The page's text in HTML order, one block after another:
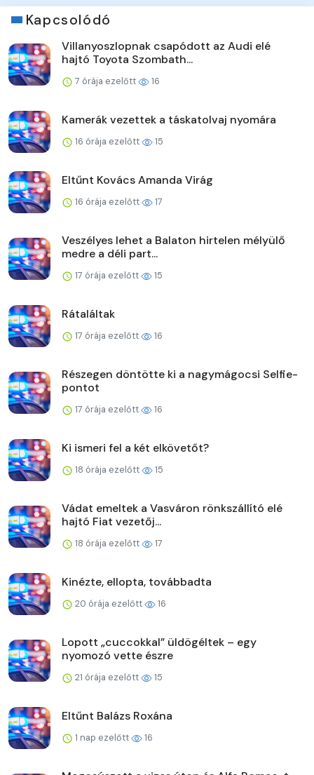
Kapcsolódó
Villanyoszlopnak csapódott az Audi elé
hajtó Toyota Szombath...
7 órája ezelőtt 16
Kamerák vezettek a táskatolvaj nyomára
16 órája ezelőtt 15
Eltűnt Kovács Amanda Virág
16 órája ezelőtt 17
Veszélyes lehet a Balaton hirtelen mélyülő
medre a déli part...
17 órája ezelőtt 15
Rátaláltak
17 órája ezelőtt 16
Részegen döntötte ki a nagymágocsi Selfie-
pontot
17 órája ezelőtt 16
Ki ismeri fel a két elkövetőt?
18 órája ezelőtt 15
Vádat emeltek a Vasváron rönkszállító elé
hajtó Fiat vezetőj...
18 órája ezelőtt 17
Kinézte, ellopta, továbbadta
20 órája ezelőtt 16
Lopott „cuccokkal” üldögéltek – egy
nyomozó vette észre
21 órája ezelőtt 15
Eltűnt Balázs Roxána
1 nap ezelőtt 16